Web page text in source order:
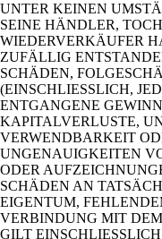
UNTER KEINEN
SEINE HÄNDLER,
WIEDERVERKÄUFER
ZUFÄLLIG
SCHÄDEN,
(EINSCHLIESSLICH,
ENTGANGENE
KAPITALVERLUSTE,
VERWENDBARKEIT
UNGENAUIGKEITEN
ODER
SCHÄDEN AN
EIGENTUM,
VERBINDUNG MIT
GILT